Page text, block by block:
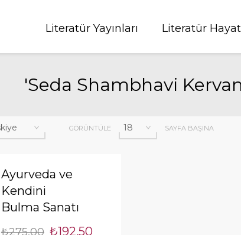
Literatür Yayınları Literatür Hayat
'Seda Shambhavi
GÖRÜNTÜLE SAYFA BAŞINA
Ayurveda ve
Kendini
Bulma Sanatı
₺275,00 ₺192,50